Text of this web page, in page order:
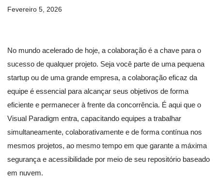
Fevereiro 5, 2026
No mundo acelerado de hoje, a colaboração é a chave para o
sucesso de qualquer projeto. Seja você parte de uma pequena
startup ou de uma grande empresa, a colaboração eficaz da
equipe é essencial para alcançar seus objetivos de forma
eficiente e permanecer à frente da concorrência. É aqui que o
Visual Paradigm entra, capacitando equipes a trabalhar
simultaneamente, colaborativamente e de forma contínua nos
mesmos projetos, ao mesmo tempo em que garante a máxima
segurança e acessibilidade por meio de seu repositório baseado
em nuvem.